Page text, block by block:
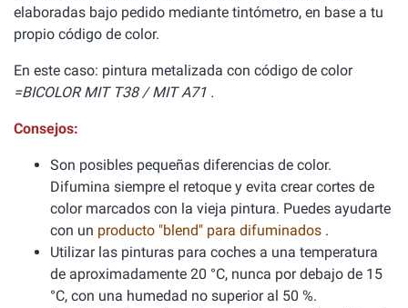
elaboradas bajo pedido mediante tintómetro, en base a tu
propio código de color.
En este caso: pintura metalizada con código de color
=BICOLOR MIT T38 / MIT A71 .
Consejos:
Son posibles pequeñas diferencias de color.
Difumina siempre el retoque y evita crear cortes de
color marcados con la vieja pintura. Puedes ayudarte
con un producto "blend" para difuminados .
Utilizar las pinturas para coches a una temperatura
de aproximadamente 20 °C, nunca por debajo de 15
°C, con una humedad no superior al 50 %.